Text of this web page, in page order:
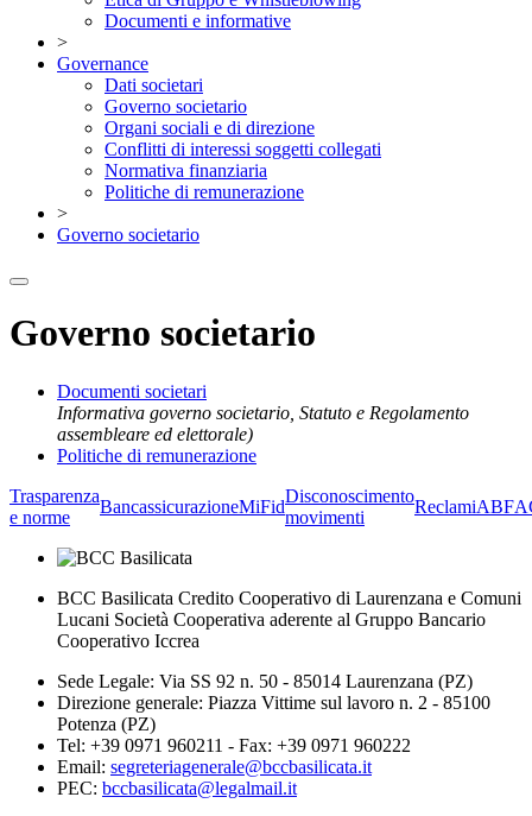
Documenti e informative
>
Governance
Dati societari
Governo societario
Organi sociali e di direzione
Conflitti di interessi soggetti collegati
Normativa finanziaria
Politiche di remunerazione
>
Governo societario
Governo societario
Documenti societari
Informativa governo societario, Statuto e Regolamento
assembleare ed elettorale)
Politiche di remunerazione
Trasparenza
e norme
BancassicurazioneMiFid
Disconoscimento
movimenti
ReclamiABF
BCC Basilicata Credito Cooperativo di Laurenzana e Comuni
Lucani Società Cooperativa aderente al Gruppo Bancario
Cooperativo Iccrea
Sede Legale: Via SS 92 n. 50 - 85014 Laurenzana (PZ)
Direzione generale: Piazza Vittime sul lavoro n. 2 - 85100
Potenza (PZ)
Tel: +39 0971 960211 - Fax: +39 0971 960222
Email: segreteriagenerale@bccbasilicata.it
PEC: bccbasilicata@legalmail.it